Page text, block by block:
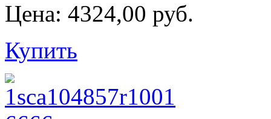
Цена: 4324,00 руб.
Купить